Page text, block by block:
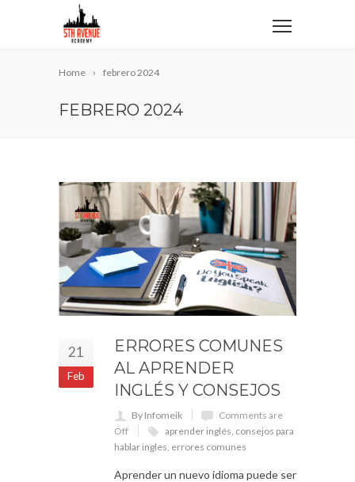
Home febrero 2024
FEBRERO 2024
21
Feb
ERRORES COMUNES
AL APRENDER
INGLÉS Y CONSEJOS
By Infomeik
Comments are
Off
aprender inglés consejos para
hablar ingles errores comunes
Aprender un nuevo idioma puede ser